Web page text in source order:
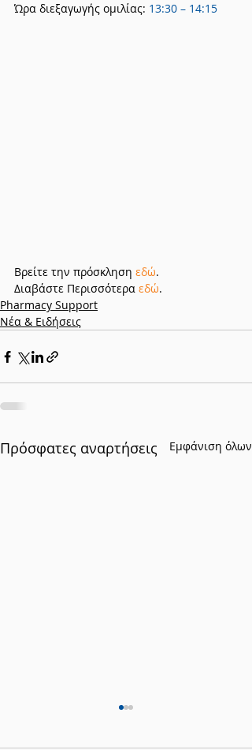
Ώρα διε­ξα­γω­γής ομι­λίας: 13:30 – 14:15
Βρείτε την πρόσκληση εδώ.
Διαβάστε Περισσότερα εδώ.
Pharmacy Support
Νέα & Ειδήσεις
Πρόσφατες αναρτήσεις Εμφάνιση όλων